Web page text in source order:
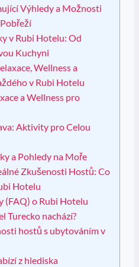
Výhledy a Možnosti
v Rubi Hotelu: Od
Kuchyni
Wellness a
v Rubi Hotelu
a Wellness pro
Aktivity pro Celou
a Pohledy na Moře
Zkušenosti Hostů: Co
Hotelu
(FAQ) o Rubi Hotelu
Turecko nachází?
hostů s ubytováním v
z hlediska